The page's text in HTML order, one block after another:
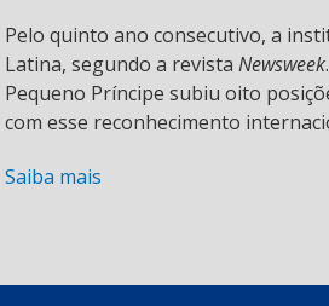
Pelo quinto ano consecutivo, a
Latina, segundo a revista Newsweek
Pequeno Príncipe subiu oito
com esse reconhecimento
Saiba mais